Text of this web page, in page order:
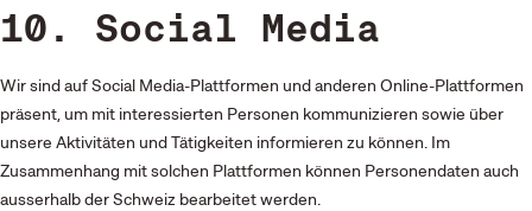
10. Social Media
Wir sind auf Social Media-Plattformen und anderen Online-Plattformen
präsent, um mit interessierten Personen kommunizieren sowie über
unsere Aktivitäten und Tätigkeiten informieren zu können. Im
Zusammenhang mit solchen Plattformen können Personendaten auch
ausserhalb der Schweiz bearbeitet werden.